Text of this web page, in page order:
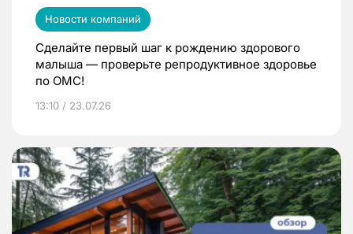
Новости компаний
Сделайте первый шаг к рождению здорового
малыша — проверьте репродуктивное здоровье
по ОМС!
13:10 / 23.07.26